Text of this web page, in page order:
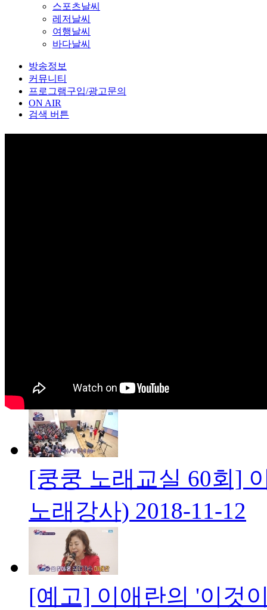
스포츠날씨
레저날씨
여행날씨
바다날씨
방송정보
커뮤니티
프로그램구입/광고문의
ON AIR
검색 버튼
[쿵쿵 노래교실 60회]
노래강사) 2018-11-12
[예고] 이애란의 '이것